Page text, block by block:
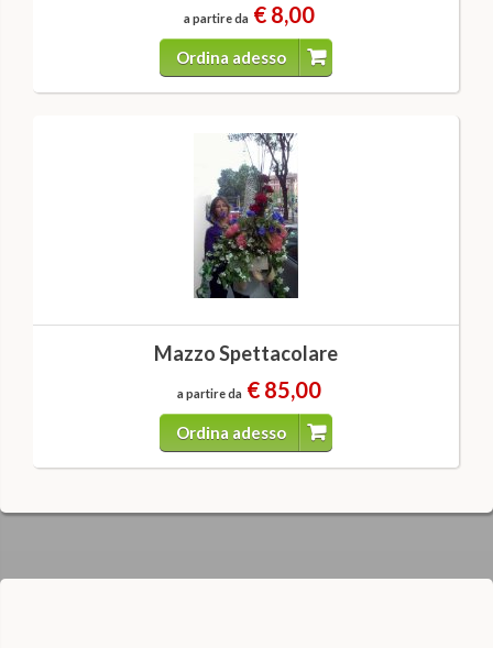
a partire da € 8,00
Ordina adesso
Mazzo Spettacolare
a partire da € 85,00
Ordina adesso